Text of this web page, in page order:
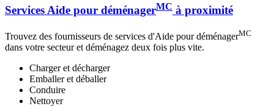
Services Aide pour déménagerMC à proximité
Trouvez des fournisseurs de services d'Aide pour déménagerMC
dans votre secteur et déménagez deux fois plus vite.
Charger et décharger
Emballer et déballer
Conduire
Nettoyer